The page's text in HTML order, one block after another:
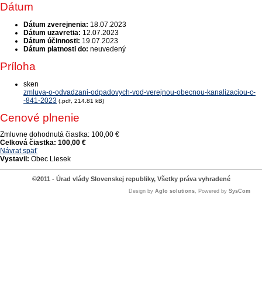
Dátum
Dátum zverejnenia: 18.07.2023
Dátum uzavretia: 12.07.2023
Dátum účinnosti: 19.07.2023
Dátum platnosti do: neuvedený
Príloha
sken
zmluva-o-odvadzani-odpadovych-vod-verejnou-obecnou-kanalizaciou-c-
-841-2023 (.pdf, 214.81 kB)
Cenové plnenie
Zmluvne dohodnutá čiastka: 100,00 €
Celková čiastka: 100,00 €
Návrat späť
Vystavil: Obec Liesek
©2011 - Úrad vlády Slovenskej republiky, Všetky práva vyhradené
Design by Aglo solutions, Powered by SysCom